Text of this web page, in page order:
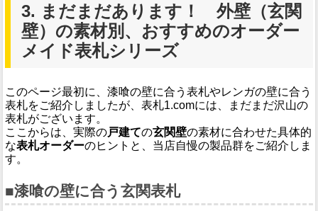
3. まだまだあります！ 外壁（玄関
壁）の素材別、おすすめのオーダー
メイド表札シリーズ
このページ最初に、漆喰の壁に合う表札やレンガの壁に合う
表札をご紹介しましたが、表札1.comには、まだまだ沢山の
表札がございます。
ここからは、実際の戸建ての玄関壁の素材に合わせた具体的
な表札オーダーのヒントと、当店自慢の製品群をご紹介しま
す。
■漆喰の壁に合う玄関表札